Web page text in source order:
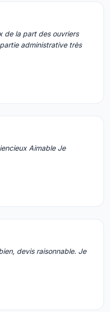
de la part des ouvriers
administrative très
Aimable Je
devis raisonnable. Je